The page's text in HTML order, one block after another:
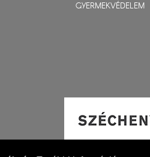
GYERMEKVÉDELEM